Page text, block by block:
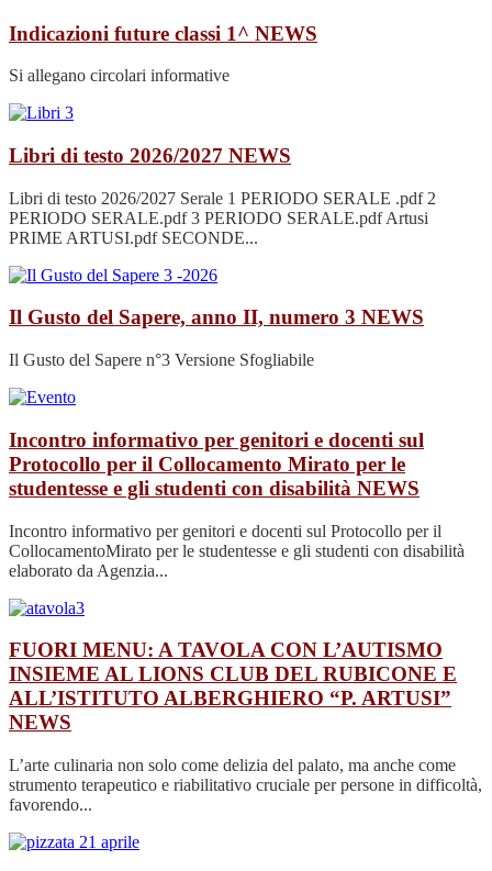
Indicazioni future classi 1^ NEWS
Si allegano circolari informative
Libri di testo 2026/2027 NEWS
Libri di testo 2026/2027 Serale 1 PERIODO SERALE .pdf 2
PERIODO SERALE.pdf 3 PERIODO SERALE.pdf Artusi
PRIME ARTUSI.pdf SECONDE...
Il Gusto del Sapere, anno II, numero 3 NEWS
Il Gusto del Sapere n°3 Versione Sfogliabile
Incontro informativo per genitori e docenti sul
Protocollo per il Collocamento Mirato per le
studentesse e gli studenti con disabilità NEWS
Incontro informativo per genitori e docenti sul Protocollo per il
CollocamentoMirato per le studentesse e gli studenti con disabilità
elaborato da Agenzia...
FUORI MENU: A TAVOLA CON L’AUTISMO
INSIEME AL LIONS CLUB DEL RUBICONE E
ALL’ISTITUTO ALBERGHIERO “P. ARTUSI”
NEWS
L’arte culinaria non solo come delizia del palato, ma anche come
strumento terapeutico e riabilitativo cruciale per persone in difficoltà,
favorendo...